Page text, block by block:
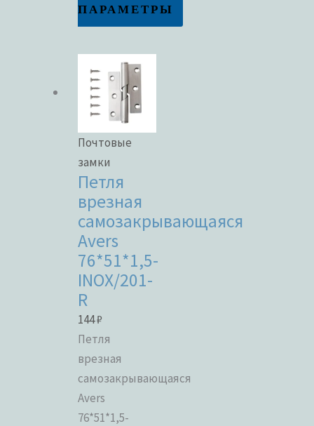
ПАРАМЕТРЫ
Почтовые
замки
Петля
врезная
самозакрывающаяся
Avers
76*51*1,5-
INOX/201-
R
144₽
Петля
врезная
самозакрывающаяся
Avers
76*51*1,5-